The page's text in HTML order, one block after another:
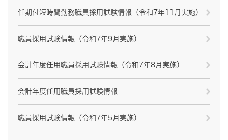
任期付短時間勤務職員採用試験情報（令和7年11月実施）
職員採用試験情報（令和7年9月実施）
会計年度任用職員採用試験情報（令和7年8月実施）
会計年度任用職員採用試験情報
職員採用試験情報（令和7年5月実施）